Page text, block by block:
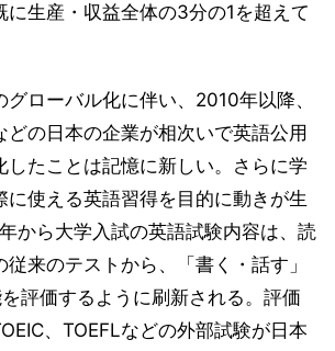
に生産・収益全体の3分の1を超えて
グローバル化に伴い、2010年以降、
どの日本の企業が相次いで英語公用
したことは記憶に新しい。さらに学
に使える英語習得を目的に動きが生
から大学入試の英語試験内容は、読
来のテストから、「書く・話す」
評価するように刷新される。評価
、TOEFLなどの外部試験が日本